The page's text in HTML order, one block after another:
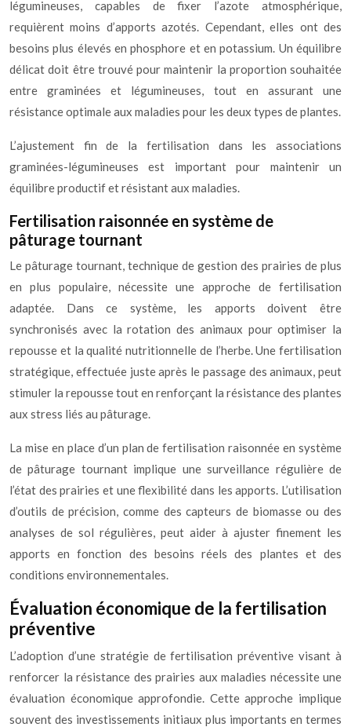
légumineuses, capables de fixer l’azote atmosphérique,
requièrent moins d’apports azotés. Cependant, elles ont des
besoins plus élevés en phosphore et en potassium. Un équilibre
délicat doit être trouvé pour maintenir la proportion souhaitée
entre graminées et légumineuses, tout en assurant une
résistance optimale aux maladies pour les deux types de plantes.
L’ajustement fin de la fertilisation dans les associations
graminées-légumineuses est important pour maintenir un
équilibre productif et résistant aux maladies.
Fertilisation raisonnée en système de
pâturage tournant
Le pâturage tournant, technique de gestion des prairies de plus
en plus populaire, nécessite une approche de fertilisation
adaptée. Dans ce système, les apports doivent être
synchronisés avec la rotation des animaux pour optimiser la
repousse et la qualité nutritionnelle de l’herbe. Une fertilisation
stratégique, effectuée juste après le passage des animaux, peut
stimuler la repousse tout en renforçant la résistance des plantes
aux stress liés au pâturage.
La mise en place d’un plan de fertilisation raisonnée en système
de pâturage tournant implique une surveillance régulière de
l’état des prairies et une flexibilité dans les apports. L’utilisation
d’outils de précision, comme des capteurs de biomasse ou des
analyses de sol régulières, peut aider à ajuster finement les
apports en fonction des besoins réels des plantes et des
conditions environnementales.
Évaluation économique de la fertilisation
préventive
L’adoption d’une stratégie de fertilisation préventive visant à
renforcer la résistance des prairies aux maladies nécessite une
évaluation économique approfondie. Cette approche implique
souvent des investissements initiaux plus importants en termes